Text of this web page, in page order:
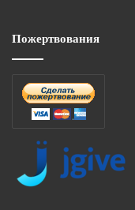
Пожертвования